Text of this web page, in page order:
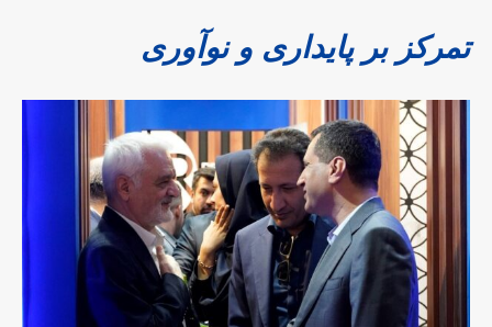
تمرکز بر پایداری و نوآوری